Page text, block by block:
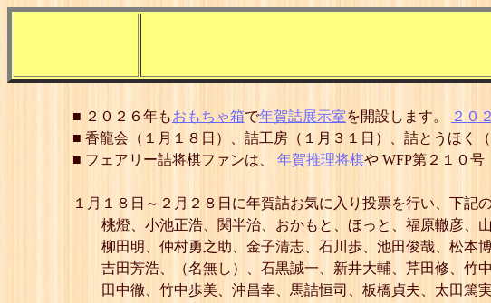
■ ２０２６年もおもちゃ箱で年賀詰展示室を開設します。 ２０
■ 香龍会（１月１８日）、詰工房（１月３１日）、詰とうほく
■ フェアリー詰将棋ファンは、 年賀推理将棋や WFP第２１０号
１月１８日～２月２８日に年賀詰お気に入り投票を行い、下記
桃燈、小池正浩、関半治、おかもと、ほっと、福原轍彦、山
柳田明、仲村勇之助、金子清志、石川歩、池田俊哉、松本博
吉田芳浩、（名無し）、石黒誠一、新井大輔、芹田修、竹中
田中徹、竹中歩美、沖昌幸、馬詰恒司、板橋貞夫、太田篤実